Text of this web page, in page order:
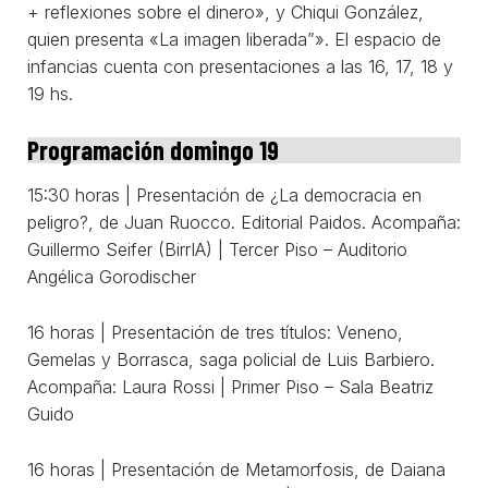
+ reflexiones sobre el dinero», y Chiqui González,
quien presenta «La imagen liberada”». El espacio de
infancias cuenta con presentaciones a las 16, 17, 18 y
19 hs.
Programación domingo 19
15:30 horas | Presentación de ¿La democracia en
peligro?, de Juan Ruocco. Editorial Paidos. Acompaña:
Guillermo Seifer (BirrIA) | Tercer Piso – Auditorio
Angélica Gorodischer
16 horas | Presentación de tres títulos: Veneno,
Gemelas y Borrasca, saga policial de Luis Barbiero.
Acompaña: Laura Rossi | Primer Piso – Sala Beatriz
Guido
16 horas | Presentación de Metamorfosis, de Daiana